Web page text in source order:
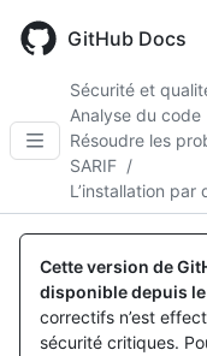
main
GitHub Docs
Sécurité et
Analyse du code
Résoudre les
SARIF /
L’installation
Cette version de
disponible depuis le
correctifs n’est
sécurité critiques.